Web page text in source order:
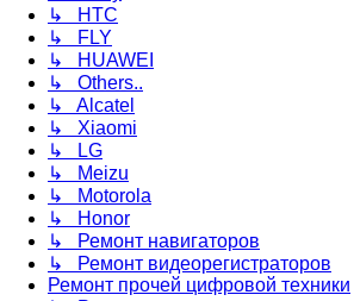
↳ HTC
↳ FLY
↳ HUAWEI
↳ Others..
↳ Alcatel
↳ Xiaomi
↳ LG
↳ Meizu
↳ Motorola
↳ Honor
↳ Ремонт навигаторов
↳ Ремонт видеорегистраторов
Ремонт прочей цифровой техники